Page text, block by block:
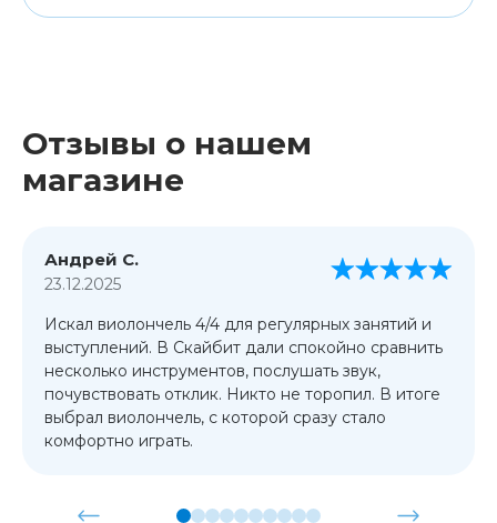
Отзывы о нашем
магазине
Андрей С.
23.12.2025
Искал виолончель 4/4 для регулярных занятий и
выступлений. В Скайбит дали спокойно сравнить
несколько инструментов, послушать звук,
почувствовать отклик. Никто не торопил. В итоге
выбрал виолончель, с которой сразу стало
комфортно играть.